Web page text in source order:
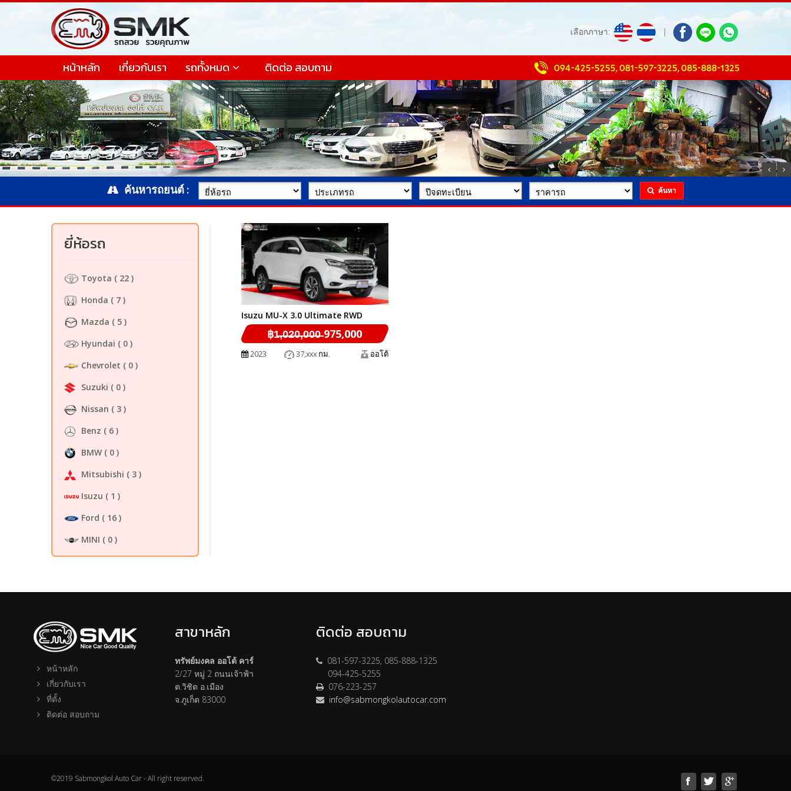
เลือกภาษา: |
หน้าหลัก เกี่ยวกับเรา รถทั้งหมด ติดต่อ สอบถาม 094-425-5255,081-597-3225,085-888-1325
ค้นหารถยนต์ : ค้นหา
ยี่ห้อรถ
Toyota ( 22 )
Honda ( 7 )
Mazda ( 5 )
Hyundai ( 0 )
Chevrolet ( 0 )
Suzuki ( 0 )
Nissan ( 3 )
Benz ( 6 )
BMW ( 0 )
Mitsubishi ( 3 )
Isuzu ( 1 )
Ford ( 16 )
MINI ( 0 )
Isuzu MU-X 3.0 Ultimate RWD
฿1̶,̶0̶2̶0̶,̶0̶0̶0̶ 975,000
2023 37,xxx กม. ออโต้
หน้าหลัก
เกี่ยวกับเรา
ที่ตั้ง
ติดต่อ สอบถาม
สาขาหลัก
ทรัพย์มงคล ออโต้ คาร์
2/27 หมู่ 2 ถนนเจ้าฟ้า
ต.วิชิต อ.เมือง
จ.ภูเก็ต 83000
ติดต่อ สอบถาม
081-597-3225, 085-888-1325
094-425-5255
076-223-257
info@sabmongkolautocar.com
©2019 Sabmongkol Auto Car - All right reserved.